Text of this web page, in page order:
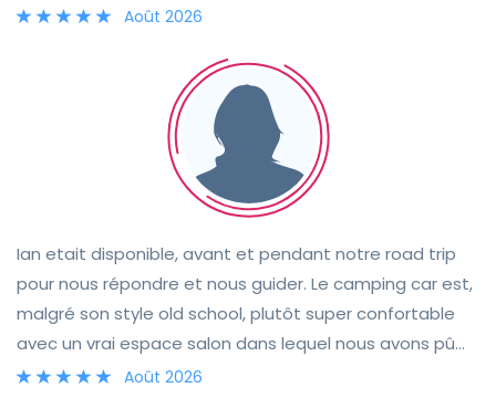
L'équipement est plus qu'optimal, nous n'avons
son hôte, a été facile et très convivial. Nous sommes
très heureux de cette belle aventure et découverte de
Août 2026
Ian etait disponible, avant et pendant notre road trip
pour nous répondre et nous guider. Le camping car est,
malgré son style old school, plutôt super confortable
avec un vrai espace salon dans lequel nous avons pû
passer de supers soirées malgré la mauvaise meteo
Août 2026